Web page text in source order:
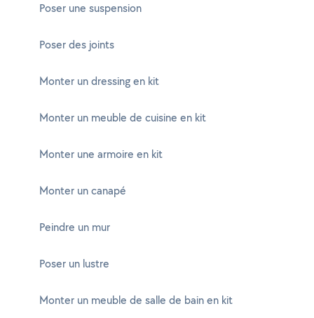
Poser une suspension
Poser des joints
Monter un dressing en kit
Monter un meuble de cuisine en kit
Monter une armoire en kit
Monter un canapé
Peindre un mur
Poser un lustre
Monter un meuble de salle de bain en kit